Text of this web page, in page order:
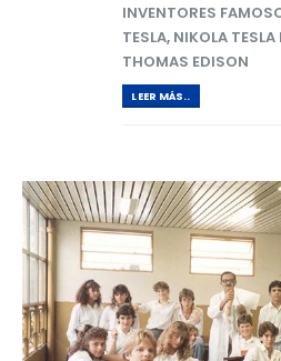
INVENTORES
TESLA, NIKOLA
THOMAS EDISON
LEER MÁS..